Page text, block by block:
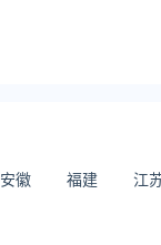
安徽 福建
江